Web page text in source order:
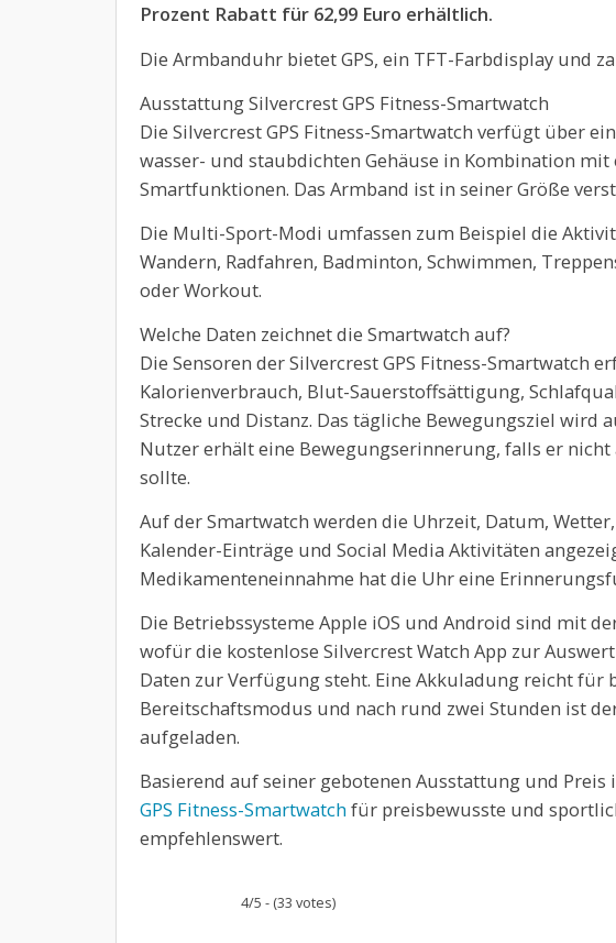
Prozent Rabatt für 62,99 Euro erhältlich.
Die Armbanduhr bietet GPS, ein TFT-Farbdisplay und
Ausstattung Silvercrest GPS Fitness-Smartwatch
Die Silvercrest GPS Fitness-Smartwatch verfügt über
wasser- und staubdichten Gehäuse in Kombination mit
Smartfunktionen. Das Armband ist in seiner Größe
Die Multi-Sport-Modi umfassen zum Beispiel die
Wandern, Radfahren, Badminton, Schwimmen,
oder Workout.
Welche Daten zeichnet die Smartwatch auf?
Die Sensoren der Silvercrest GPS Fitness-Smartwatch
Kalorienverbrauch, Blut-Sauerstoffsättigung,
Strecke und Distanz. Das tägliche Bewegungsziel wird
Nutzer erhält eine Bewegungserinnerung, falls er nicht
sollte.
Auf der Smartwatch werden die Uhrzeit, Datum,
Kalender-Einträge und Social Media Aktivitäten
Medikamenteneinnahme hat die Uhr eine
Die Betriebssysteme Apple iOS und Android sind mit
wofür die kostenlose Silvercrest Watch App zur
Daten zur Verfügung steht. Eine Akkuladung reicht für
Bereitschaftsmodus und nach rund zwei Stunden ist
aufgeladen.
Basierend auf seiner gebotenen Ausstattung und Preis
GPS Fitness-Smartwatchfür preisbewusste und
empfehlenswert.
4/5 - (33 votes)